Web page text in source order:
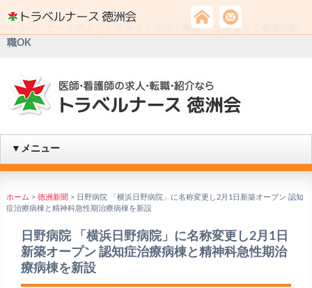
トラベルナース求人なら徳洲会！沖縄や離島、北海道まで看護師転
職OK
▼メニュー
ホーム > 徳洲新聞 > 日野病院 「横浜日野病院」に名称変更し2月1日新築オープン 認知
症治療病棟と精神科急性期治療病棟を新設
日野病院 「横浜日野病院」に名称変更し2月1日
新築オープン 認知症治療病棟と精神科急性期治
療病棟を新設